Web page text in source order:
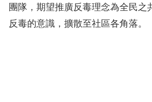
團隊，期望推廣反毒理念為全民之
反毒的意識，擴散至社區各角落。